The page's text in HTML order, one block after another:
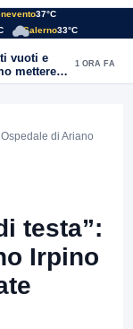
37°C
Salerno33°C
vuoti e
mettere
rispetto”
1 ORA FA
di Ariano
testa”:
Irpino